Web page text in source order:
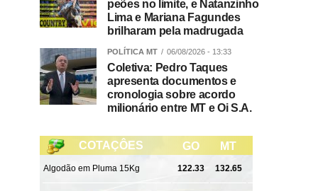
peões no limite, e Natanzinho
Lima e Mariana Fagundes
brilharam pela madrugada
POLÍTICA MT 06/08/2026 - 13:33
Coletiva: Pedro Taques
apresenta documentos e
cronologia sobre acordo
milionário entre MT e Oi S.A.